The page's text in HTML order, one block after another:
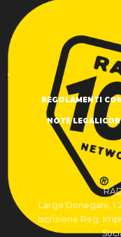
REGOLAMENTI
NOTE LEGALI
Largo Donegani, 1
Iscrizione Reg.